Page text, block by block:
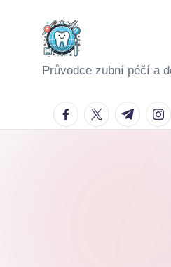
Průvodce zubní péčí a
facebook.com
twitter.com
t.me